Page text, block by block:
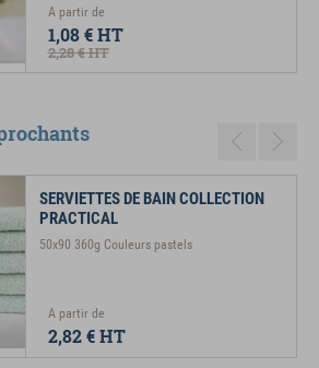
A partir de
1,08 €HT
2,28 €HT
SERVIETTES DE BAIN COLLECTION
PRACTICAL
50x90 360g Couleurs pastels
A partir de
2,82 €HT